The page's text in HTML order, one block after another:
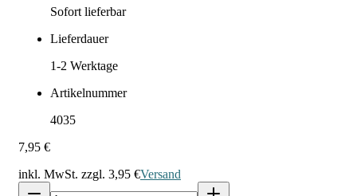
Sofort lieferbar
Lieferdauer
1-2 Werktage
Artikelnummer
4035
7,95 €
inkl. MwSt. zzgl. 3,95 €Versand